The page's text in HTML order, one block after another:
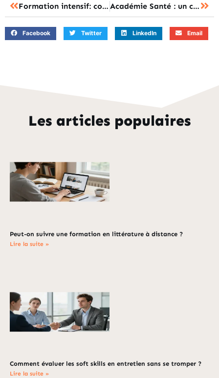
Formation intensif: comment utiliser le théorème de Pythagore en mathématiques. Académie Santé : un choix sûr pour votre formation DPC en pharmacie
Facebook Twitter LinkedIn Email
Les articles populaires
Peut-on suivre une formation en littérature à distance ?
Lire la suite »
Comment évaluer les soft skills en entretien sans se tromper ?
Lire la suite »